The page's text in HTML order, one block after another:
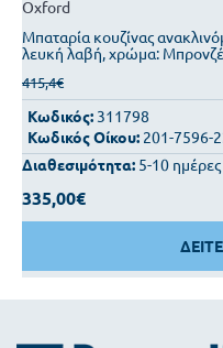
Oxford
Μπαταρία κουζίνας
λευκή λαβή, χρώμα:
415,4€
Κωδικός: 311798
Κωδικός Οίκου: 201-7596-
Διαθεσιμότητα: 5-10 ημέρες
335,00€